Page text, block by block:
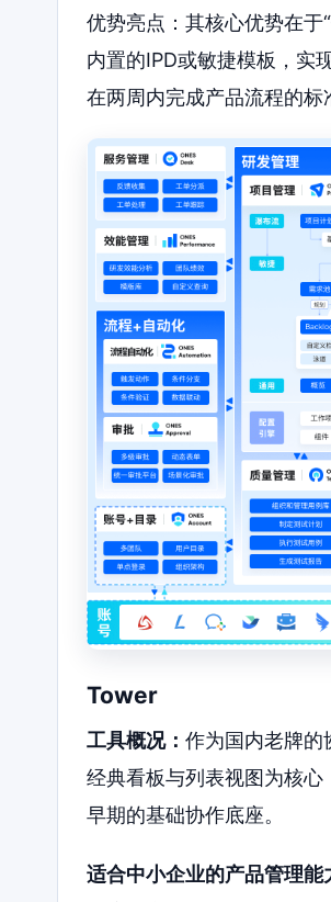
优势亮点：其核心优势在
内置的IPD或敏捷模板，实
在两周内完成产品流程的标
Tower
工具概况： 作为国内老牌
经典看板与列表视图为核
早期的基础协作底座。
适合中小企业的产品管理能